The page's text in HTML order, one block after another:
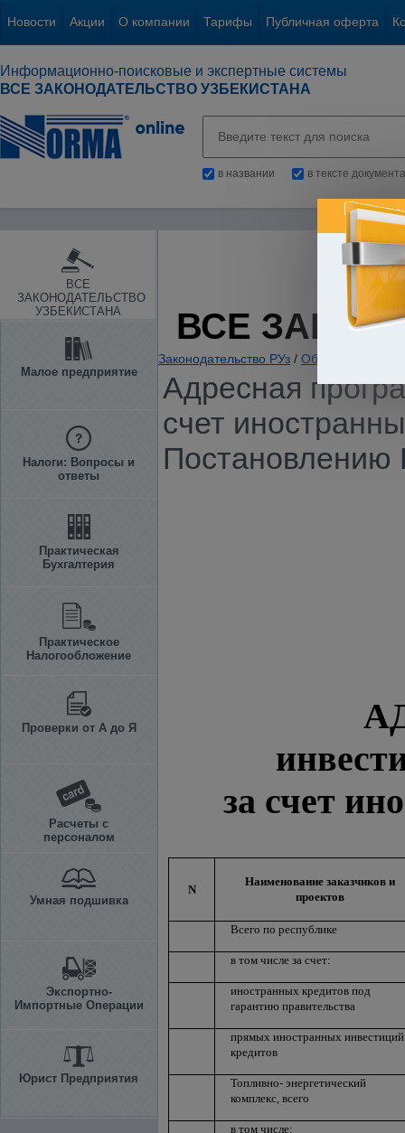
Новости Акции О компании Тарифы Публичная оферта
Информационно-поисковые и экспертные системы
ВСЕ ЗАКОНОДАТЕЛЬСТВО УЗБЕКИСТАНА
в названии в тексте документа
ВСЕ
ЗАКОНОДАТЕЛЬСТВО
УЗБЕКИСТАНА
Малое предприятие
Налоги: Вопросы и
ответы
Практическая
Бухгалтерия
Практическое
Налогообложение
Проверки от А до Я
Расчеты с
персоналом
Умная подшивка
Экспортно-
Импортные Операции
Юрист Предприятия
ВСЕ
Законодательство РУз / Общие вопросы
Адресная
счет
Постановлению
за счет
N
Наименование заказчиков и
проектов
Всего по республике
в том числе за счет:
иностранных кредитов под
гарантию правительства
прямых иностранных
кредитов
Топливно- энергетический
комплекс, всего
в том числе: